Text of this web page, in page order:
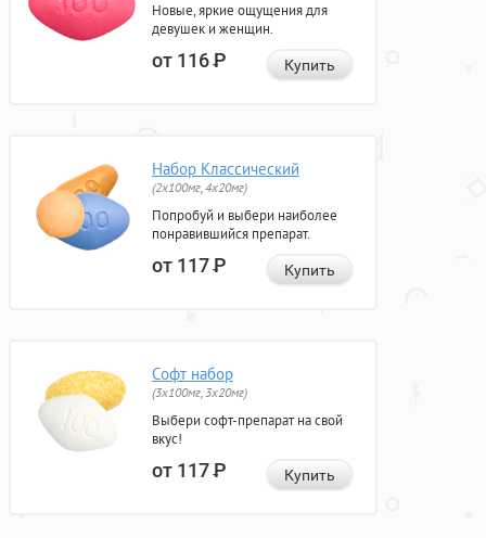
Новые, яркие ощущения для
девушек и женщин.
от 116Р Купить
Набор Классический
(2x100мг, 4x20мг)
Попробуй и выбери наиболее
понравившийся препарат.
от 117Р Купить
Софт набор
(3x100мг, 3x20мг)
Выбери софт-препарат на свой
вкус!
от 117Р Купить